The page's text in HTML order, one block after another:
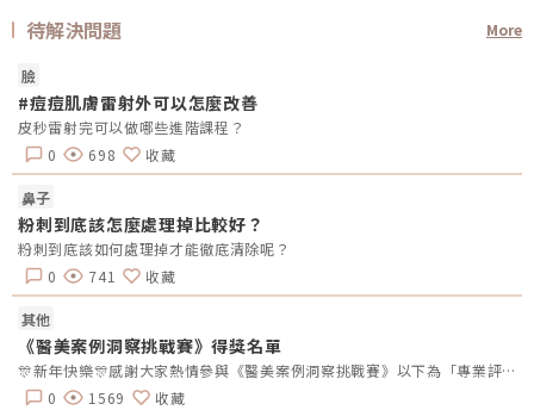
待解決問題 More
臉
#痘痘肌膚雷射外可以怎麼改善
皮秒雷射完可以做哪些進階課程？
0
698 收藏
鼻子
粉刺到底該怎麼處理掉比較好？
粉刺到底該如何處理掉才能徹底清除呢？
0
741 收藏
其他
《醫美案例洞察挑戰賽》得獎名單
🎊新年快樂🎊感謝大家熱情參與《醫美案例洞察挑戰賽》以下為「專業評論獎得獎名單」、「活躍參與獎得獎者」及 「推薦好友獲獎者」！獎項將於 02/10（一）前陸續發放，請得獎者耐心等待小編通知💌還沒加入醫美圈圈官方LINE的朋友，記得趕快加入哦💖「點我加入醫美圈圈官方LINE」📢未來我們將舉辦更多有趣的活動，請持續關注，和我們一起探索醫美新知，解鎖更多驚喜獎勵✨ 專業評論獎《7-11購物金50元》 第一週得獎者 第二週得獎者 第三週得獎者 第四週得獎者 五 Timmy Cai 仁者 秦先生 Alita patty Er Yu 昱慧 Jenny T 仁者 秦先生 Er Yu Er Yu Er Yu Jenny T 仁者 仁者 秦先生 Alita Alita 秦先生 fff 小玲 Benson fff Lynnn Iris H MK 五 Jenny T fff 軒軒 軒軒 Chaowei Lynnn Jenny T Lynnn Alita Kimiko 活躍參與獎得獎者《7-11購物金100元》 仁者 Er Yu 秦先生 Alita 小玲 Jenny T Lynnn fff 推薦好友得獎者 獲得獎勵 仁者 LINE Points 10 點數 軒軒 LINE Points 5 點數 Chaowei LINE Points 10 點數
0
1569 收藏